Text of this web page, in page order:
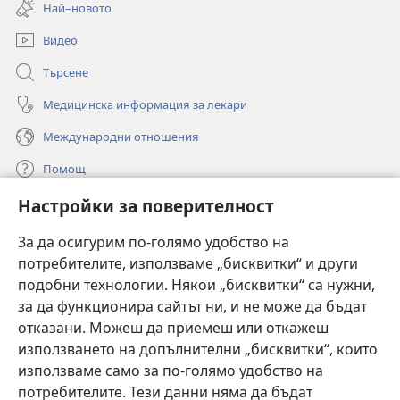
Настройки за поверителност
За да осигурим по-голямо удобство на
потребителите, използваме „бисквитки“ и други
подобни технологии. Някои „бисквитки“ са нужни,
за да функционира сайтът ни, и не може да бъдат
отказани. Можеш да приемеш или откажеш
използването на допълнителни „бисквитки“, които
използваме само за по-голямо удобство на
потребителите. Тези данни няма да бъдат
прозорец)
Най–новото
Видео
Търсене
Медицинска информация за лекари
Международни отношения
Помощ
Дарения
нов
прозорец)ОНЛАЙН БИБЛИОТЕКА „Стражева кула“
(отваря
нов
прозорец)
JW Hub
(отваря
нов
прозорец)JW Library
Watchtower Library ®